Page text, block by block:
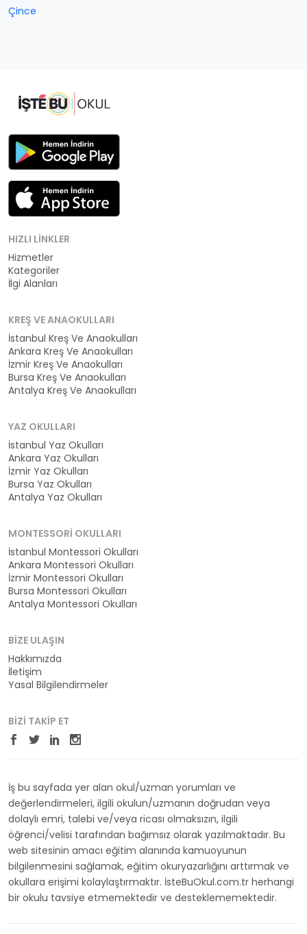
Çince
HIZLI LINKLER
Hizmetler
Kategoriler
İlgi Alanları
KREŞ VE ANAOKULLARI
İstanbul Kreş Ve Anaokulları
Ankara Kreş Ve Anaokulları
İzmir Kreş Ve Anaokulları
Bursa Kreş Ve Anaokulları
Antalya Kreş Ve Anaokulları
YAZ OKULLARI
İstanbul Yaz Okulları
Ankara Yaz Okulları
İzmir Yaz Okulları
Bursa Yaz Okulları
Antalya Yaz Okulları
MONTESSORI OKULLARI
İstanbul Montessori Okulları
Ankara Montessori Okulları
İzmir Montessori Okulları
Bursa Montessori Okulları
Antalya Montessori Okulları
BIZE ULAŞIN
Hakkımızda
İletişim
Yasal Bilgilendirmeler
BIZI TAKIP ET
İş bu sayfada yer alan okul/uzman yorumları ve
değerlendirmeleri, ilgili okulun/uzmanın doğrudan veya
dolaylı emri, talebi ve/veya ricası olmaksızın, ilgili
öğrenci/velisi tarafından bağımsız olarak yazılmaktadır. Bu
web sitesinin amacı eğitim alanında kamuoyunun
bilgilenmesini sağlamak, eğitim okuryazarlığını arttırmak ve
okullara erişimi kolaylaştırmaktır. İsteBuOkul.com.tr herhangi
bir okulu tavsiye etmemektedir ve desteklememektedir.